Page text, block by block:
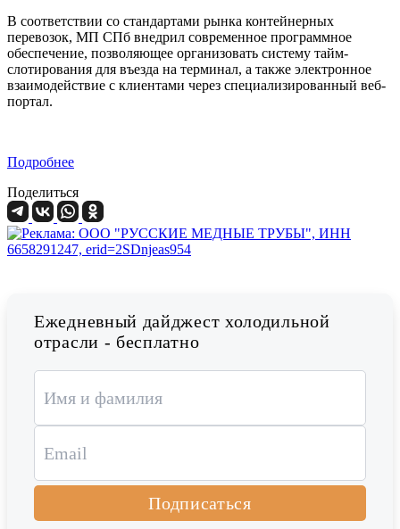
В соответствии со стандартами рынка контейнерных
перевозок, МП СПб внедрил современное программное
обеспечение, позволяющее организовать систему тайм-
слотирования для въезда на терминал, а также электронное
взаимодействие с клиентами через специализированный веб-
портал.
Подробнее
Поделиться
Ежедневный дайджест холодильной
отрасли - бесплатно
Подписаться